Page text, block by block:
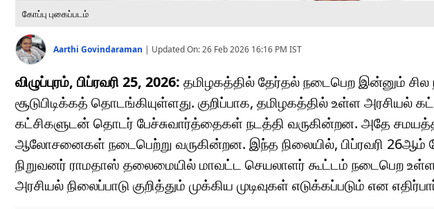
கோப்பு புகைப்படம்
Aarthi Govindaraman | Updated On:26 Feb 2026 16:16 PM IST
விழுப்புரம், பிப்ரவரி 25, 2026: தமிழகத்தில் தேர்தல் நடைபெற இன்னும் சில
சூடுபிடிக்கத் தொடங்கியுள்ளது. குறிப்பாக, தமிழகத்தில் உள்ள
கட்சிகளுடன் தொடர் பேச்சுவார்த்தைகள் நடத்தி வருகின்றன. அதே
ஆலோசனைகள் நடைபெற்று வருகின்றன. இந்த நிலையில், பிப்ரவரி 26ஆம்
நிறுவனர் ராமதாஸ் தலைமையில் மாவட்ட செயலாளர் கூட்டம் நடைபெற
அரசியல் நிலைப்பாடு குறித்தும் முக்கிய முடிவுகள் எடுக்கப்படும் என